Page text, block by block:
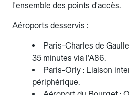
l'ensemble des points d'accès.
Aéroports desservis :
Paris-Charles de
35 minutes via l'A86.
Paris-Orly : Liaison
périphérique.